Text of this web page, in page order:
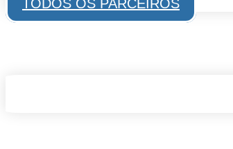
TODOS OS PARCEIROS